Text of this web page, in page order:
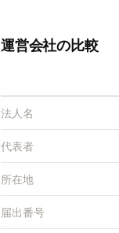
運営会社の比較
法人名
代表者
所在地
届出番号